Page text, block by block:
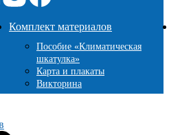
Комплект материалов
Пособие «Климатическая
шкатулка»
Карта и плакаты
Викторина